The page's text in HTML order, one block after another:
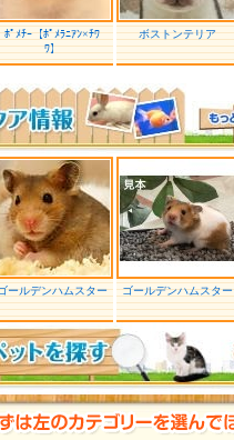
ﾎﾟﾒﾁｰ【ﾎﾟﾒﾗﾆｱﾝ×ﾁﾜ
ﾜ】
ボストンテリア
ールデンハムスター ゴールデンハムスター